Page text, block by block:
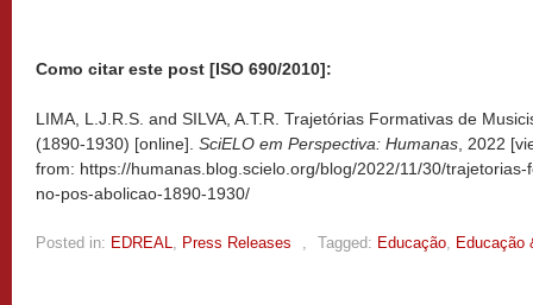
Como citar este post [ISO 690/2010]:
LIMA, L.J.R.S. and SILVA, A.T.R. Trajetórias Formativas de
(1890-1930) [online]. SciELO em Perspectiva: Humanas , 2022
from: https://humanas.blog.scielo.org/blog/2022/11/30/
no-pos-abolicao-1890-1930/
Posted in: EDREAL, Press Releases , Tagged: Educação, Educação